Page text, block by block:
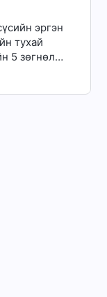
сурдаг
эргэн
тухай
5 зөгнөл